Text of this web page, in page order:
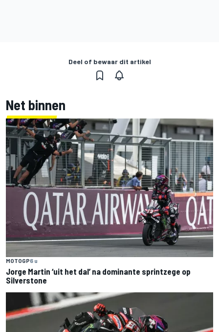
Deel of bewaar dit artikel
Net binnen
MOTOGP6 u
Jorge Martin ‘uit het dal’ na dominante sprintzege op
Silverstone